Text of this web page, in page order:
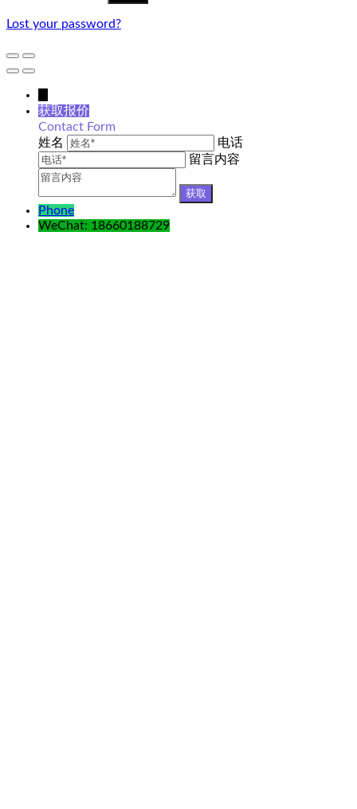
Lost your password?
获取报价
Contact Form
姓名
电话
留言内容
Phone
WeChat: 18660188729